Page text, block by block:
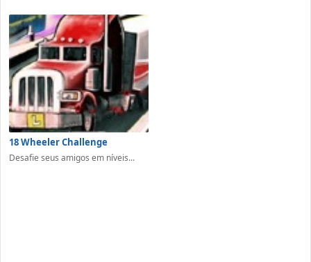
18 Wheeler Challenge
Desafie seus amigos em níveis...